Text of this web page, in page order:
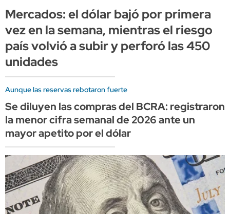
Mercados: el dólar bajó por primera
vez en la semana, mientras el riesgo
país volvió a subir y perforó las 450
unidades
Aunque las reservas rebotaron fuerte
Se diluyen las compras del BCRA: registraron
la menor cifra semanal de 2026 ante un
mayor apetito por el dólar